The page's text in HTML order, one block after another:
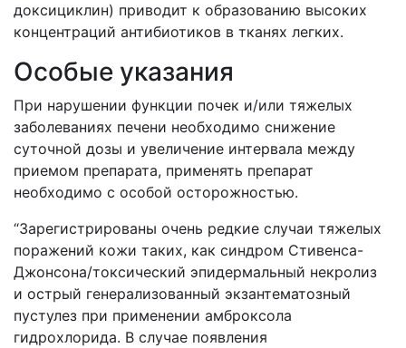
доксициклин) приводит к образованию высоких
концентраций антибиотиков в тканях легких.
Особые указания
При нарушении функции почек и/или тяжелых
заболеваниях печени необходимо снижение
суточной дозы и увеличение интервала между
приемом препарата, применять препарат
необходимо с особой осторожностью.
“Зарегистрированы очень редкие случаи тяжелых
поражений кожи таких, как синдром Стивенса-
Джонсона/токсический эпидермальный некролиз
и острый генерализованный экзантематозный
пустулез при применении амброксола
гидрохлорида. В случае появления